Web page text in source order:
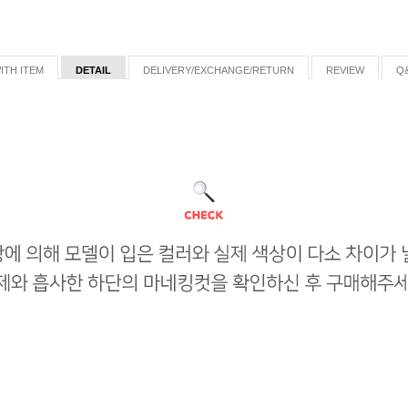
ITEM DETAIL DELIVERY/EXCHANGE/RETURN REVIEW